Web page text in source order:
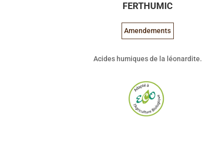
FERTHUMIC
Amendements
Acides humiques de la léonardite.